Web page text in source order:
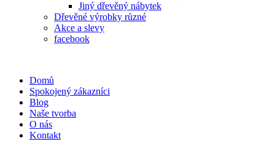
Jiný dřevěný nábytek
Dřevěné výrobky různé
Akce a slevy
facebook
Domů
Spokojený zákazníci
Blog
Naše tvorba
O nás
Kontakt